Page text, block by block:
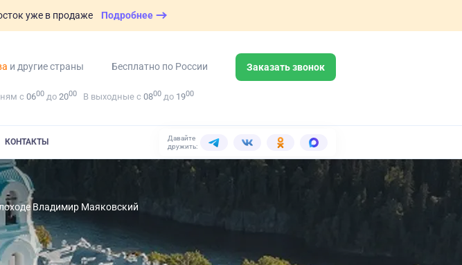
уже в продаже Подробнее
и другие страны Бесплатно по России Заказать звонок
с 0600 до 2000 В выходные с 0800 до 1900
КОНТАКТЫ
Давайте
дружить:
Владимир Маяковский